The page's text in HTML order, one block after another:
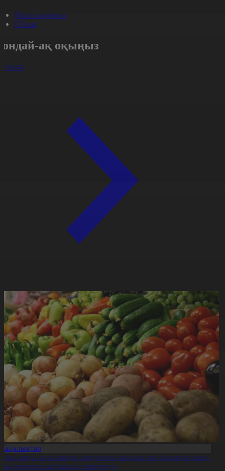
#Басты ақпарат
#Әлем
ақ оқыңыз
апта ішінде әлеуметтік маңызы бар бірқатар азық-
өнімдерінің бағасы төмендеді